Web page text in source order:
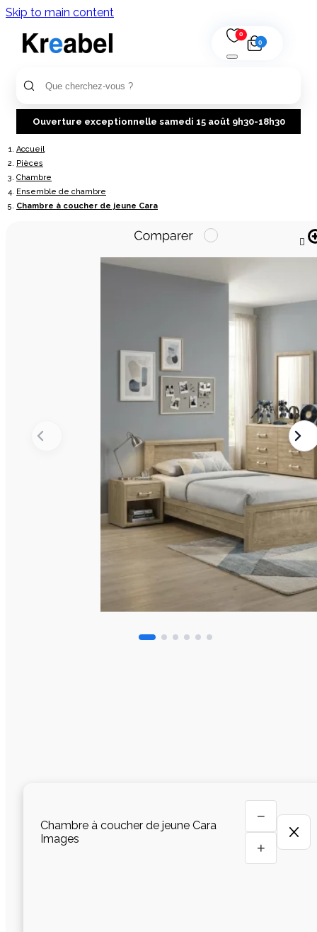
Skip to main content
0
0
Ouverture exceptionnelle samedi 15 août 9h30-18h30
Accueil
Pièces
Chambre
Ensemble de chambre
Chambre à coucher de jeune Cara

Chambre à coucher de jeune Cara
Images
−
+